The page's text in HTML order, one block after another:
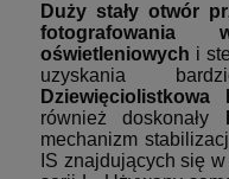
Duży stały otwór
fotografowania
oświetleniowych i
uzyskania
Dziewięciolistkowa
również doskonały
mechanizm
IS znajdujących się